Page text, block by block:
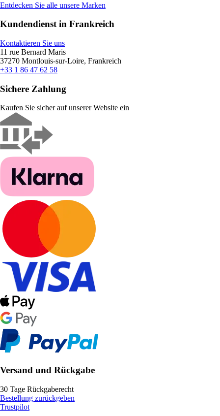
Entdecken Sie alle unsere Marken
Kundendienst in Frankreich
Kontaktieren Sie uns
11 rue Bernard Maris
37270 Montlouis-sur-Loire, Frankreich
+33 1 86 47 62 58
Sichere Zahlung
Kaufen Sie sicher auf unserer Website ein
Versand und Rückgabe
30 Tage Rückgaberecht
Bestellung zurückgeben
Trustpilot